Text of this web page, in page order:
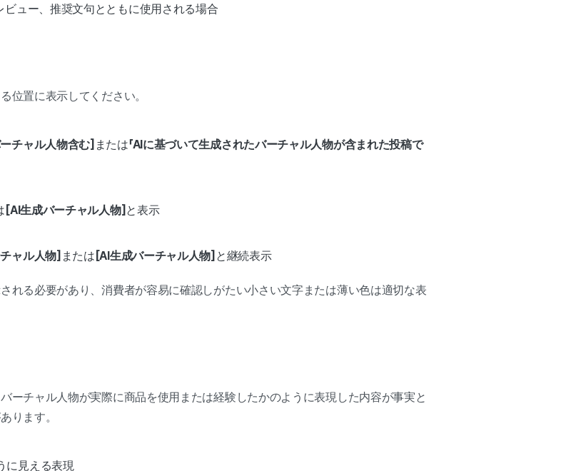
ュー、推奨文句とともに使用される場合
位置に表示してください。
チャル人物含む] または「AIに基づいて生成されたバーチャル人物が含まれた投稿で
[AI生成バーチャル人物] と表示
ャル人物] または [AI生成バーチャル人物] と継続表示
れる必要があり、消費者が容易に確認しがたい小さい文字または薄い色は適切な表
ーチャル人物が実際に商品を使用または経験したかのように表現した内容が事実と
ります。
に見える表現